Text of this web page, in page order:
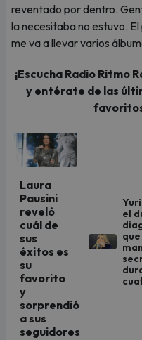
reventado por dentro.
la necesitaba no estuvo.
me va a llevar varios
¡Escucha Radio Ritmo
y entérate de las
Laura
Pausini
reveló
cuál de
sus
éxitos es
su
favorito
y
sorprendió
a sus
seguidores
Yuri
el
que